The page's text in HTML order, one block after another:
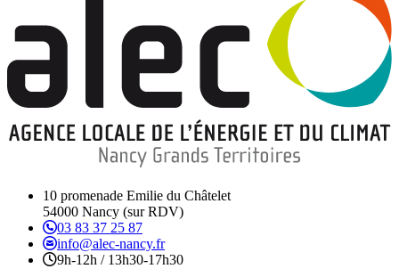
10 promenade Emilie du Châtelet
54000 Nancy (sur RDV)
03 83 37 25 87
info@alec-nancy.fr
9h-12h / 13h30-17h30